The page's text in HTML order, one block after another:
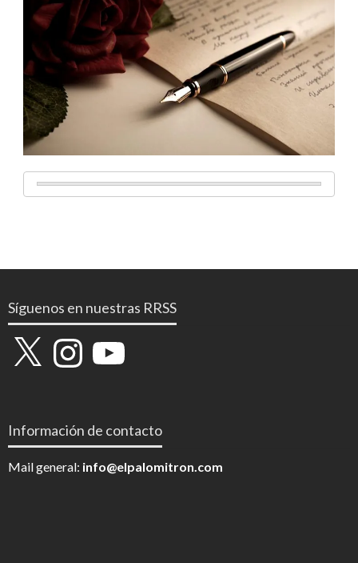
Síguenos en nuestras RRSS
X InstagramYouTube
Información de contacto
Mail general: info@elpalomitron.com